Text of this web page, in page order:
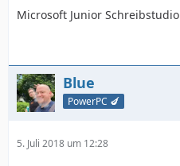
Microsoft Junior Schreibstudio
Blue
PowerPC 🍆
5. Juli 2018 um 12:28